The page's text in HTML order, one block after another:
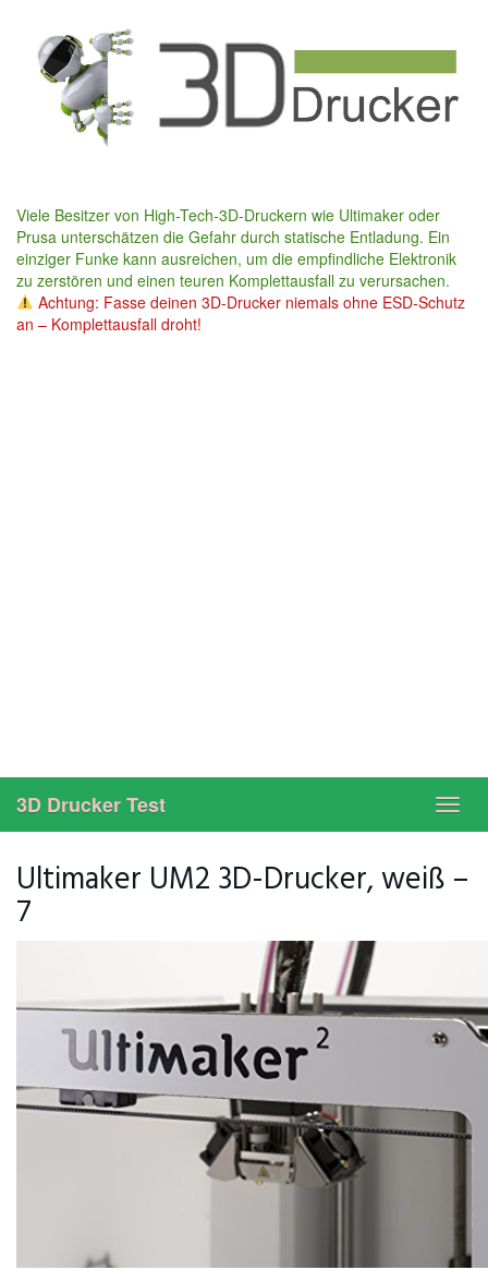
content
Viele Besitzer von High-Tech-3D-Druckern wie Ultimaker oder
Prusa unterschätzen die Gefahr durch statische Entladung. Ein
einziger Funke kann ausreichen, um die empfindliche Elektronik
zu zerstören und einen teuren Komplettausfall zu verursachen.
Achtung: Fasse deinen 3D-Drucker niemals ohne ESD-Schutz
an – Komplettausfall droht!
3D Drucker Test
Ultimaker UM2 3D-Drucker, weiß –
7